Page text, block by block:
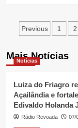
CARNAVAL
2026:
divulga
programação
posts
Previous 1 2
Mais Notícias
Notícias
Luiza do Friagro
Açailândia e
Edivaldo Holanda
Rádio Revoada 07/